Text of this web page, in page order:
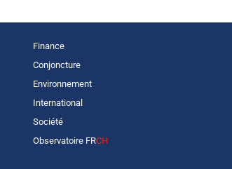
Finance
Conjoncture
Environnement
International
Société
Observatoire FRCH